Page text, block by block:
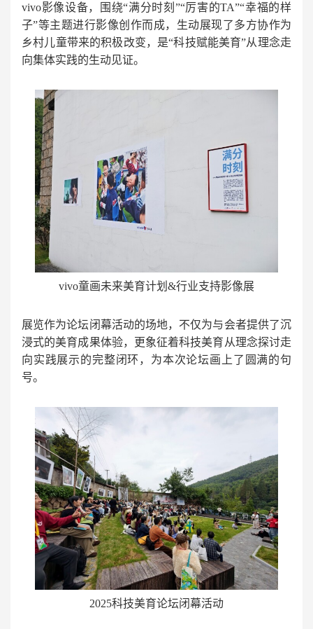
vivo影像设备，围绕“满分时刻”“厉害的TA”“幸福的样
子”等主题进行影像创作而成，生动展现了多方协作为
乡村儿童带来的积极改变，是“科技赋能美育”从理念走
向集体实践的生动见证。
vivo童画未来美育计划&行业支持影像展
展览作为论坛闭幕活动的场地，不仅为与会者提供了沉
浸式的美育成果体验，更象征着科技美育从理念探讨走
向实践展示的完整闭环，为本次论坛画上了圆满的句
号。
2025科技美育论坛闭幕活动